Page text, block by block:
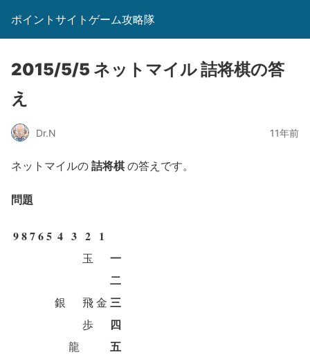
ポイントサイトゲーム攻略隊
2015/5/5 ネットマイル 詰将棋の答
え
Dr.N 11年前
ネットマイルの詰将棋の答えです。
問題
98765 4 3 2 1
玉
一
二
銀 飛金 三
歩 四
龍
五